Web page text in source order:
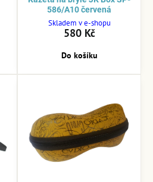
586/A10 červená
Skladem v e-shopu
580 Kč
Do košíku